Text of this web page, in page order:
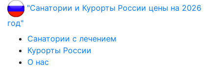
"Санатории и Курорты России цены на 2026
год"
Санатории с лечением
Курорты России
О нас